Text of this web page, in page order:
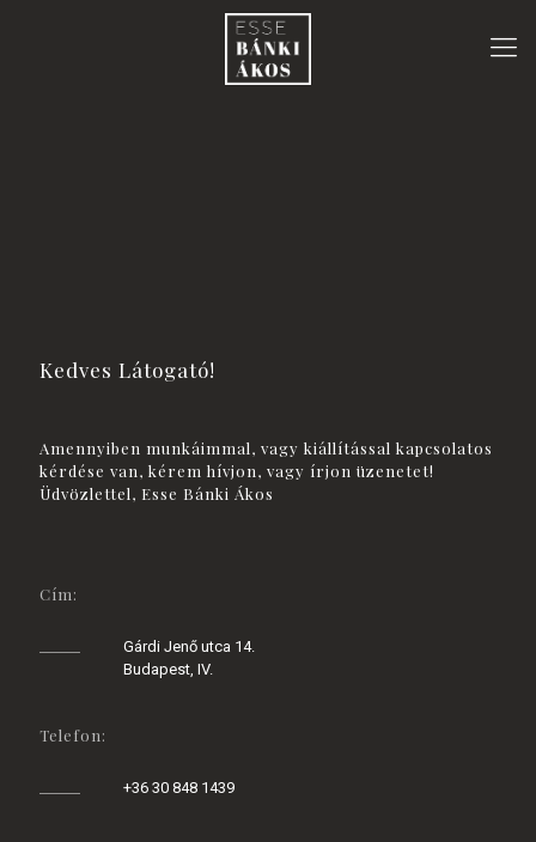
Kedves Látogató!
Amennyiben munkáimmal, vagy kiállítással kapcsolatos
kérdése van, kérem hívjon, vagy írjon üzenetet!
Üdvözlettel, Esse Bánki Ákos
Cím:
Gárdi Jenő utca 14.
Budapest, IV.
Telefon:
+36 30 848 1439